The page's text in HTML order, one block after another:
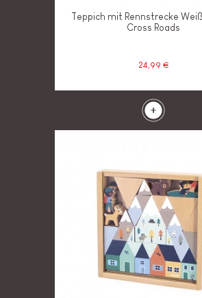
Teppich mit Rennstrecke
Cross Roads
24,99 €